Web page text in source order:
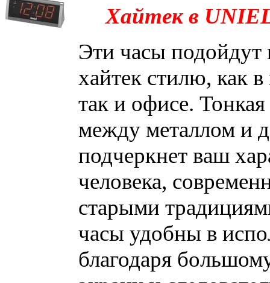
Хайтек в
Эти часы
хайтек стилю, как
так и офисе. Тонкая
между металлом и
подчеркнет ваш
человека,
старыми
часы удобны в
благодаря